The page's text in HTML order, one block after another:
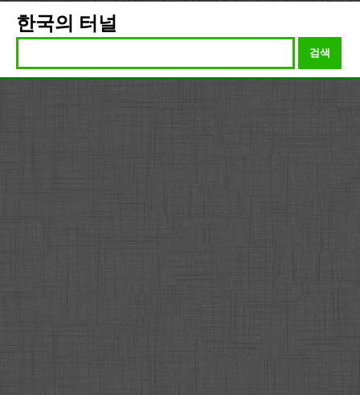
한국의 터널
검색